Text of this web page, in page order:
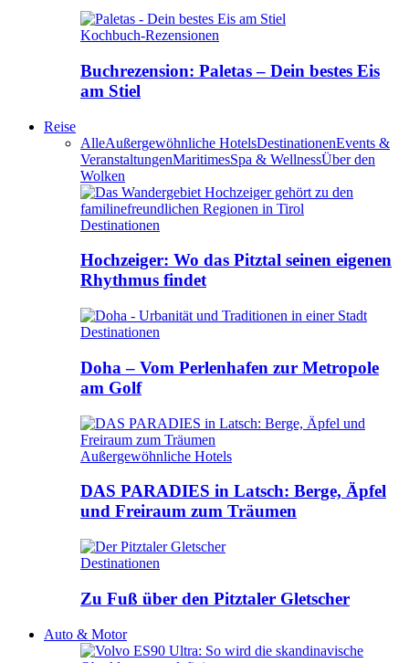
Kochbuch-Rezensionen
Buchrezension: Paletas – Dein bestes Eis
am Stiel
Reise
AlleAußergewöhnliche HotelsDestinationenEvents &
VeranstaltungenMaritimesSpa & WellnessÜber den
Wolken
Destinationen
Hochzeiger: Wo das Pitztal seinen eigenen
Rhythmus findet
Destinationen
Doha – Vom Perlenhafen zur Metropole
am Golf
Außergewöhnliche Hotels
DAS PARADIES in Latsch: Berge, Äpfel
und Freiraum zum Träumen
Destinationen
Zu Fuß über den Pitztaler Gletscher
Auto & Motor